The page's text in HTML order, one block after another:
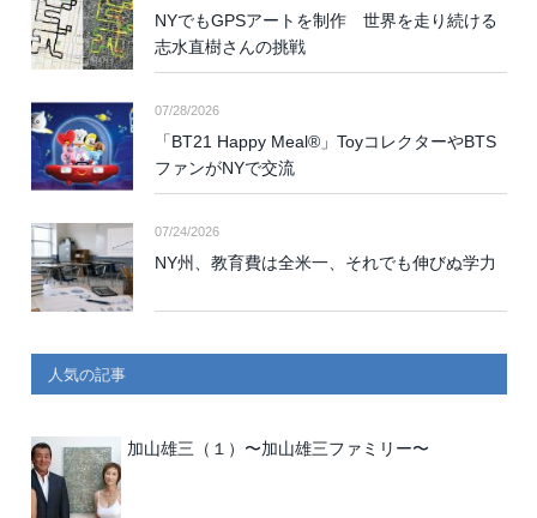
NYでもGPSアートを制作 世界を走り続ける
志水直樹さんの挑戦
07/28/2026
「BT21 Happy Meal®」ToyコレクターやBTS
ファンがNYで交流
07/24/2026
NY州、教育費は全米一、それでも伸びぬ学力
人気の記事
加山雄三（１）〜加山雄三ファミリー〜